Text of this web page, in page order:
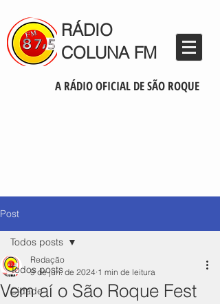
RÁDIO
COLUNA FM
A RÁDIO OFICIAL DE SÃO ROQUE
Post
Todos posts
Cidade
Todos posts
Vem aí o São Roque Fest
Redação
9 de jun. de 2024 1 min de leitura